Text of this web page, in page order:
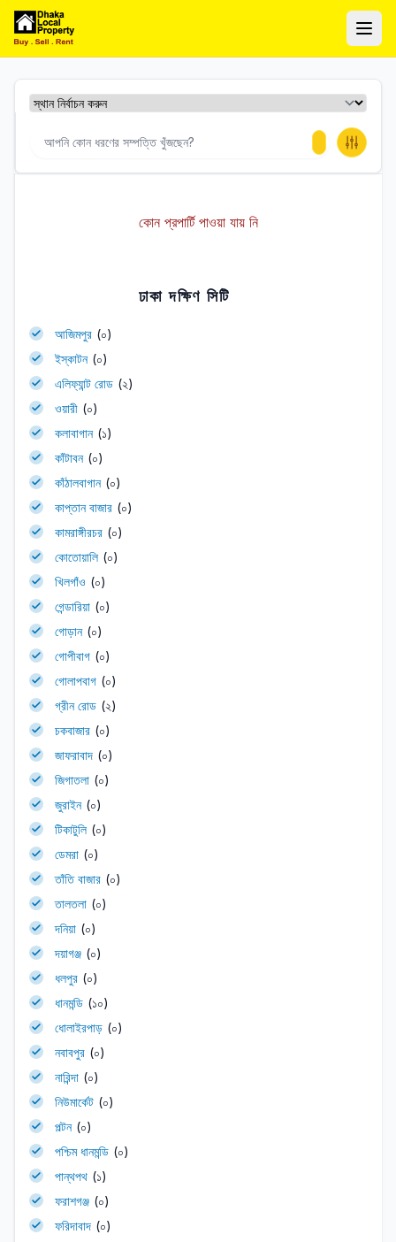
ঢাকা লোকাল প্রপার্টি
কোন প্রপার্টি পাওয়া যায় নি
ঢাকা দক্ষিণ সিটি
আজিমপুর (০)
ইস্কাটন (০)
এলিফ্যান্ট রোড (২)
ওয়ারী (০)
কলাবাগান (১)
কাঁটাবন (০)
কাঁঠালবাগান (০)
কাপ্তান বাজার (০)
কামরাঙ্গীরচর (০)
কোতোয়ালি (০)
খিলগাঁও (০)
গেন্ডারিয়া (০)
গোড়ান (০)
গোপীবাগ (০)
গোলাপবাগ (০)
গ্রীন রোড (২)
চকবাজার (০)
জাফরাবাদ (০)
জিগাতলা (০)
জুরাইন (০)
টিকাটুলি (০)
ডেমরা (০)
তাঁতি বাজার (০)
তালতলা (০)
দনিয়া (০)
দয়াগঞ্জ (০)
ধলপুর (০)
ধানমন্ডি (১০)
ধোলাইরপাড় (০)
নবাবপুর (০)
নারিন্দা (০)
নিউমার্কেট (০)
পল্টন (০)
পশ্চিম ধানমন্ডি (০)
পান্থপথ (১)
ফরাশগঞ্জ (০)
ফরিদাবাদ (০)